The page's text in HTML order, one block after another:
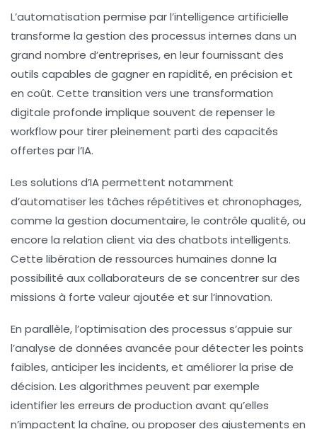
L’automatisation permise par l’intelligence artificielle
transforme la gestion des processus internes dans un
grand nombre d’entreprises, en leur fournissant des
outils capables de gagner en rapidité, en précision et
en coût. Cette transition vers une transformation
digitale profonde implique souvent de repenser le
workflow pour tirer pleinement parti des capacités
offertes par l’IA.
Les solutions d’IA permettent notamment
d’automatiser les tâches répétitives et chronophages,
comme la gestion documentaire, le contrôle qualité, ou
encore la relation client via des chatbots intelligents.
Cette libération de ressources humaines donne la
possibilité aux collaborateurs de se concentrer sur des
missions à forte valeur ajoutée et sur l’innovation.
En parallèle, l’optimisation des processus s’appuie sur
l’analyse de données avancée pour détecter les points
faibles, anticiper les incidents, et améliorer la prise de
décision. Les algorithmes peuvent par exemple
identifier les erreurs de production avant qu’elles
n’impactent la chaîne, ou proposer des ajustements en